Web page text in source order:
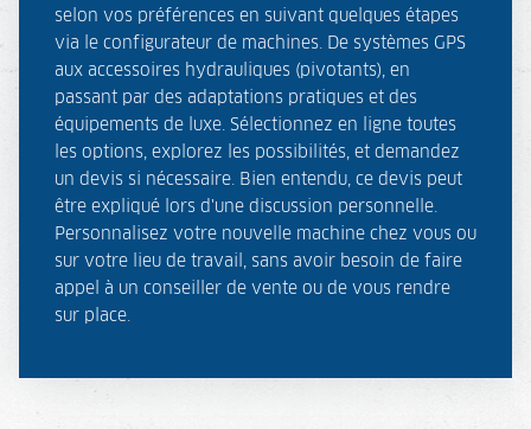
selon vos préférences en suivant quelques étapes
via le configurateur de machines. De systèmes GPS
aux accessoires hydrauliques (pivotants), en
passant par des adaptations pratiques et des
équipements de luxe. Sélectionnez en ligne toutes
les options, explorez les possibilités, et demandez
un devis si nécessaire. Bien entendu, ce devis peut
être expliqué lors d'une discussion personnelle.
Personnalisez votre nouvelle machine chez vous ou
sur votre lieu de travail, sans avoir besoin de faire
appel à un conseiller de vente ou de vous rendre
sur place.